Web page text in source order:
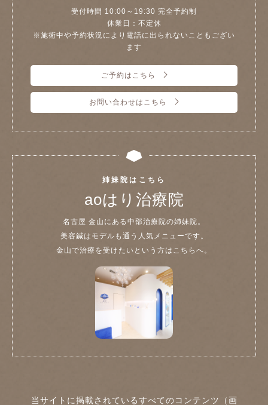
受付時間 10:00～19:30 完全予約制
休業日：不定休
※施術中や予約状況により電話に出られないこともござい
ます
ご予約はこちら
お問い合わせはこちら
姉妹院はこちら
aoはり治療院
名古屋 金山にある中部治療院の姉妹院。
美容鍼はモデルも通う人気メニューです。
金山で治療を受けたいという方はこちらへ。
当サイトに掲載されているすべてのコンテンツ（画